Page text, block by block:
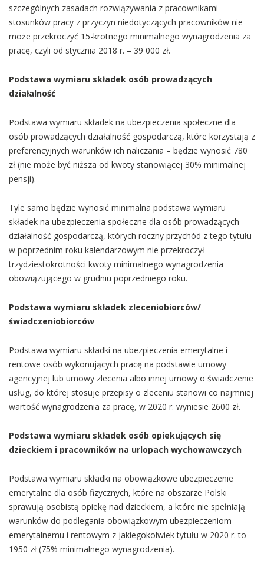
szczególnych zasadach rozwiązywania z pracownikami
stosunków pracy z przyczyn niedotyczących pracowników nie
może przekroczyć 15-krotnego minimalnego wynagrodzenia za
pracę, czyli od stycznia 2018 r. – 39 000 zł.
Podstawa wymiaru składek osób prowadzących
działalność
Podstawa wymiaru składek na ubezpieczenia społeczne dla
osób prowadzących działalność gospodarczą, które korzystają z
preferencyjnych warunków ich naliczania – będzie wynosić 780
zł (nie może być niższa od kwoty stanowiącej 30% minimalnej
pensji).
Tyle samo będzie wynosić minimalna podstawa wymiaru
składek na ubezpieczenia społeczne dla osób prowadzących
działalność gospodarczą, których roczny przychód z tego tytułu
w poprzednim roku kalendarzowym nie przekroczył
trzydziestokrotności kwoty minimalnego wynagrodzenia
obowiązującego w grudniu poprzedniego roku.
Podstawa wymiaru składek zleceniobiorców/
świadczeniobiorców
Podstawa wymiaru składki na ubezpieczenia emerytalne i
rentowe osób wykonujących pracę na podstawie umowy
agencyjnej lub umowy zlecenia albo innej umowy o świadczenie
usług, do której stosuje przepisy o zleceniu stanowi co najmniej
wartość wynagrodzenia za pracę, w 2020 r. wyniesie 2600 zł.
Podstawa wymiaru składek osób opiekujących się
dzieckiem i pracowników na urlopach wychowawczych
Podstawa wymiaru składki na obowiązkowe ubezpieczenie
emerytalne dla osób fizycznych, które na obszarze Polski
sprawują osobistą opiekę nad dzieckiem, a które nie spełniają
warunków do podlegania obowiązkowym ubezpieczeniom
emerytalnemu i rentowym z jakiegokolwiek tytułu w 2020 r. to
1950 zł (75% minimalnego wynagrodzenia).